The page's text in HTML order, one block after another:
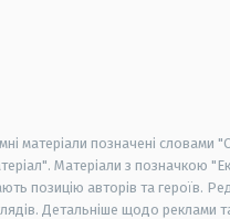
матеріали позначені словами
Матеріали з позначкою
позицію авторів та героїв.
Детальніше щодо реклами